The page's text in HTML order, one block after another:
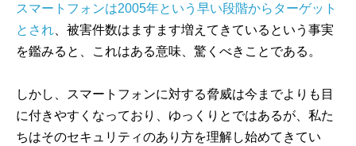
スマートフォンは2005年という早い段階からターゲット
とされ 、被害件数はますます増えてきているという事実
を鑑みると、これはある意味、驚くべきことである。
しかし、スマートフォンに対する脅威は今までよりも目
に付きやすくなっており、ゆっくりとではあるが、私た
ちはそのセキュリティのあり方を理解し始めてきてい